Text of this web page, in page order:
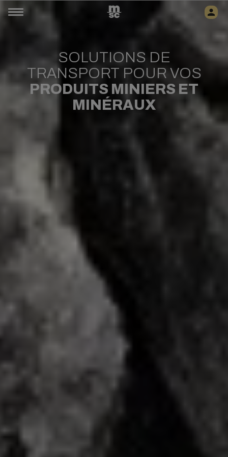
SOLUTIONS DE
TRANSPORT POUR VOS
PRODUITS MINIERS ET
MINÉRAUX